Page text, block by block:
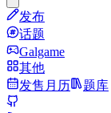
发布
话题
Galgame
其他
发售月历
题库